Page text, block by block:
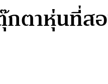
กตาหุ่นที่ส